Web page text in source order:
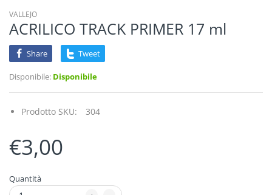
VALLEJO
ACRILICO TRACK PRIMER 17 ml
Share Tweet
Disponibile: Disponibile
Prodotto SKU: 304
€3,00
Quantità